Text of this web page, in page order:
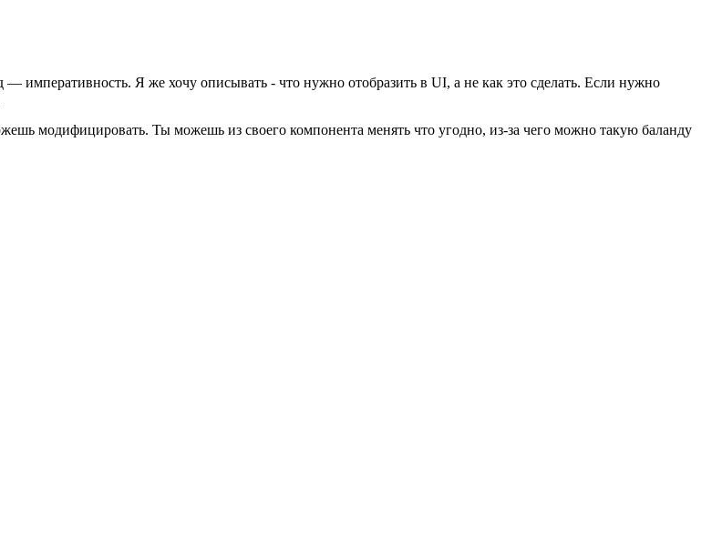
императивность. Я же хочу описывать - что нужно отобразить в UI, а не как это сделать. Если нужно
модифицировать. Ты можешь из своего компонента менять что угодно, из-за чего можно такую баланду